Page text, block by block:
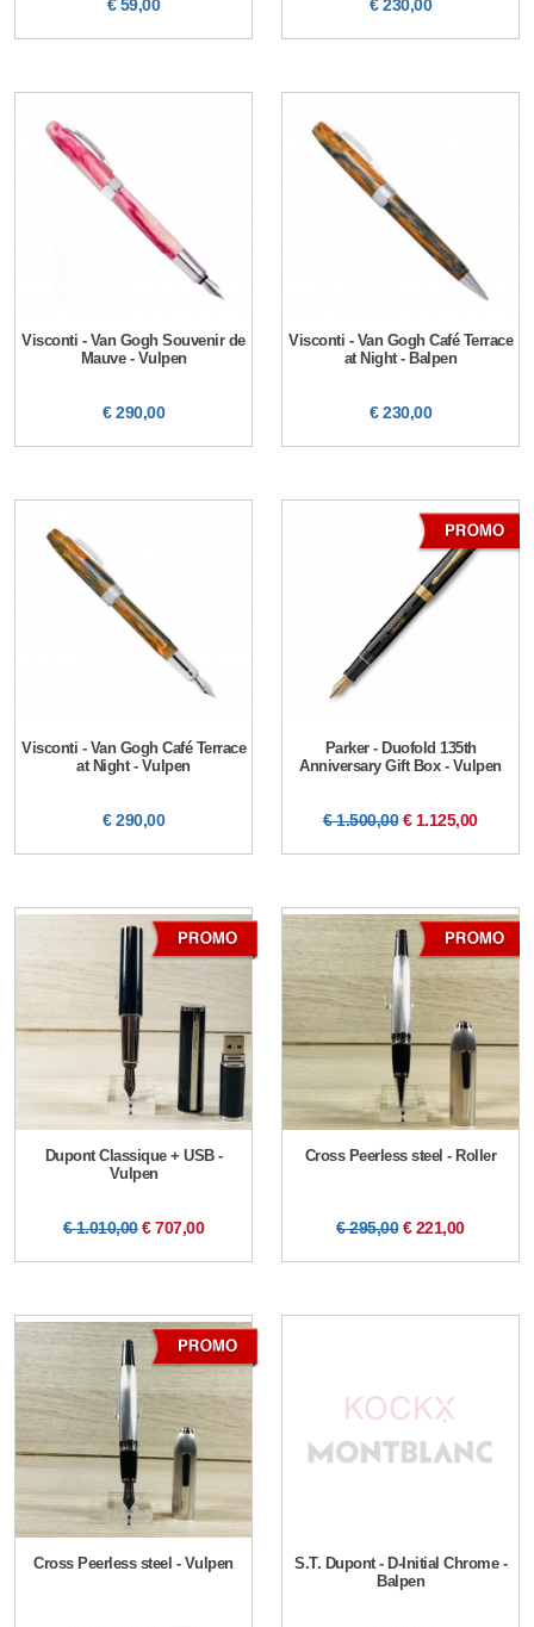
€ 59,00 € 230,00
Visconti - Van Gogh Souvenir de
Mauve - Vulpen
€ 290,00
Visconti - Van Gogh Café Terrace
at Night - Balpen
€ 230,00
Visconti - Van Gogh Café Terrace
at Night - Vulpen
€ 290,00
Parker - Duofold 135th
Anniversary Gift Box - Vulpen
€ 1.500,00 € 1.125,00
Dupont Classique + USB -
Vulpen
€ 1.010,00 € 707,00
Cross Peerless steel - Roller
€ 295,00 € 221,00
Cross Peerless steel - Vulpen
S.T. Dupont - D-Initial Chrome -
Balpen